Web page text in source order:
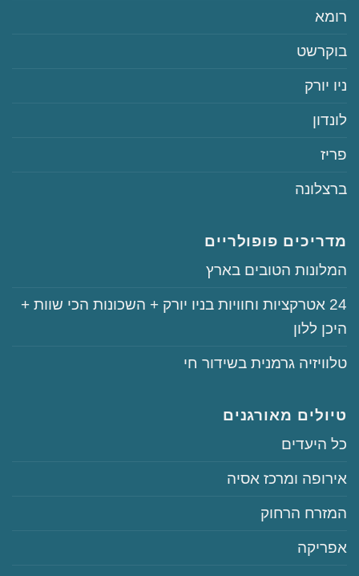
‏רומא
‏בוקרשט
‏ניו יורק
‏לונדון
‏פריז
‏ברצלונה
מדריכים פופולריים
‏המלונות הטובים בארץ
‏‏24‏ אטרקציות וחוויות בניו יורק + השכונות הכי שוות +
היכן ללון
‏טלוויזיה גרמנית בשידור חי
טיולים מאורגנים
‏כל היעדים
‏אירופה ומרכז אסיה
‏המזרח הרחוק
‏אפריקה